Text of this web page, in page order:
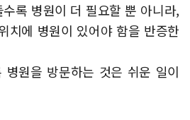
록 병원이 더 필요할 뿐 아니라,
치에 병원이 있어야 함을 반증한
병원을 방문하는 것은 쉬운 일이